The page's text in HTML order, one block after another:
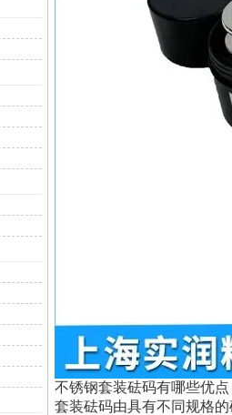
不锈钢套装砝码有哪些优点
套装砝码由具有不同规格